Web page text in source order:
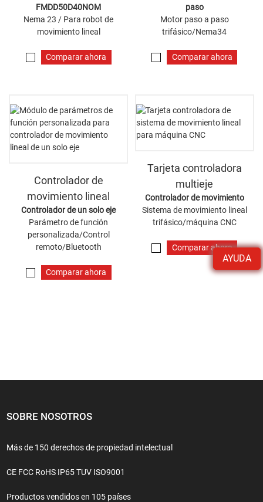
AYUDA
FMDD50D40NOM
Nema 23 / Para robot de
movimiento lineal
Comparar ahora
paso
Motor paso a paso
trifásico/Nema34
Comparar ahora
Controlador de
movimiento lineal
Controlador de un solo eje
Parámetro de función
personalizada/Control
remoto/Bluetooth
Comparar ahora
Tarjeta controladora
multieje
Controlador de movimiento
Sistema de movimiento lineal
trifásico/máquina CNC
Comparar ahora
SOBRE NOSOTROS
Más de 150 derechos de propiedad intelectual
CE FCC RoHS IP65 TUV ISO9001
Productos vendidos en 105 países